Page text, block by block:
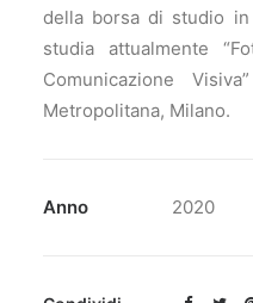
della borsa di studio
studia attualmente
Comunicazione
Metropolitana, Milano.
Anno 2020